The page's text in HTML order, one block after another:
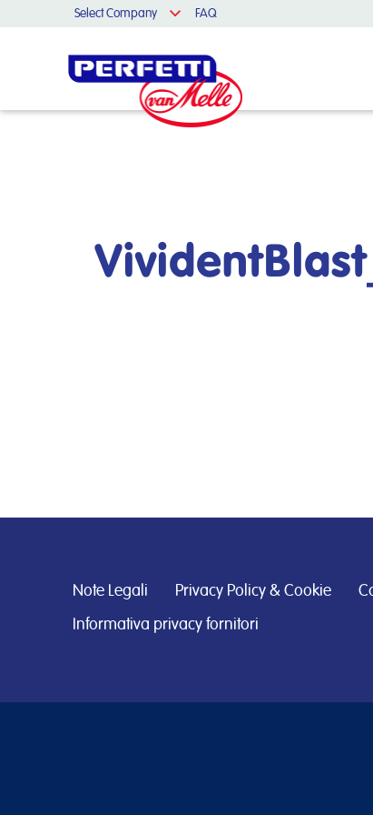
Select Company FAQ
Cerca nel sito
Note Legali Privacy Policy & Cookie
Informativa privacy fornitori